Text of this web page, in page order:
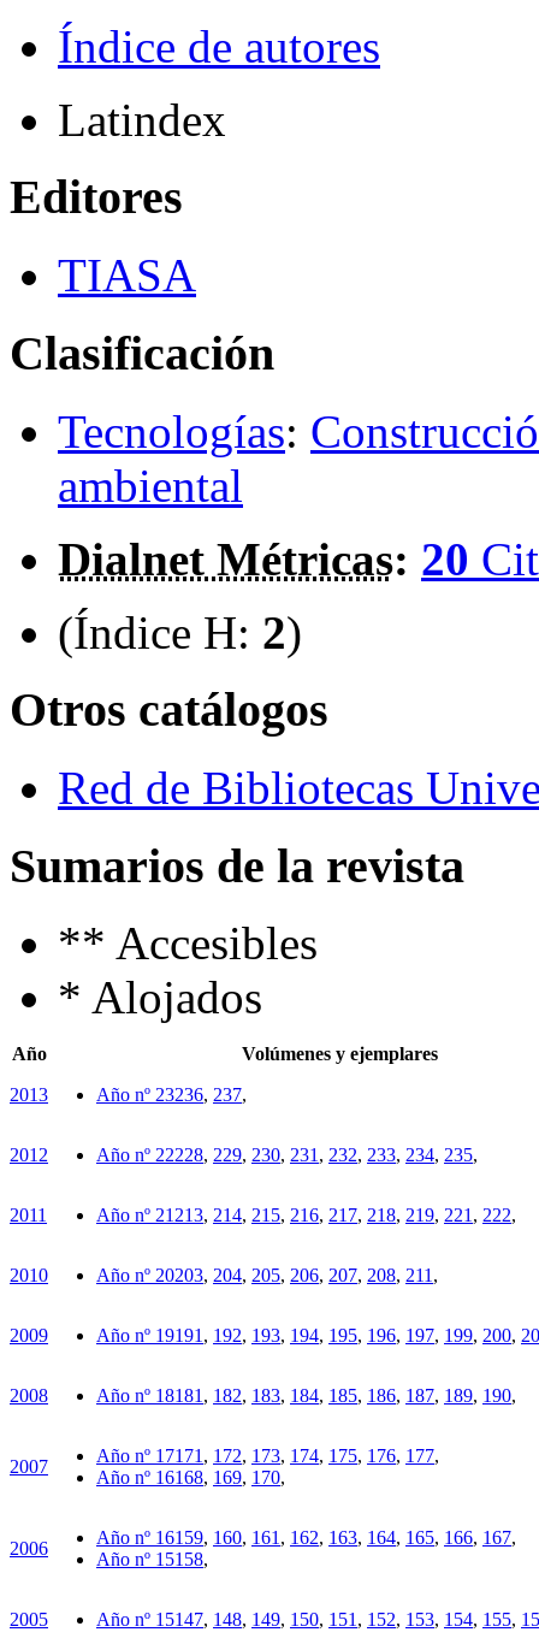
Índice de autores
Latindex
Editores
TIASA
Clasificación
Tecnologías:
ambiental
Dialnet Métricas: 20
(Índice H: 2)
Otros catálogos
Red de Bibliotecas
Sumarios de la revista
** Accesibles
* Alojados
Año
Volúmenes y ejemplares
2013
Año nº 23236, 237,
2012 Año nº 22228, 229, 230, 231, 232, 233, 234, 235,
2011 Año nº 21213, 214, 215, 216, 217, 218, 219, 221, 222,
2010 Año nº 20203, 204, 205, 206, 207, 208, 211,
2009 Año nº 19191, 192, 193, 194, 195, 196, 197, 199, 200,
2008 Año nº 18181, 182, 183, 184, 185, 186, 187, 189, 190,
2007
Año nº 17171, 172, 173, 174, 175, 176, 177,
Año nº 16168, 169, 170,
2006
Año nº 16159, 160, 161, 162, 163, 164, 165, 166, 167,
Año nº 15158,
2005 Año nº 15147, 148, 149, 150, 151, 152, 153, 154, 155,